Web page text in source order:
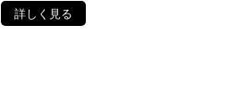
詳しく見る